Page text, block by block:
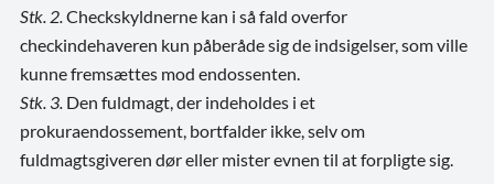
Stk. 2. Checkskyldnerne kan i så fald overfor
checkindehaveren kun påberåde sig de indsigelser, som ville
kunne fremsættes mod endossenten.
Stk. 3. Den fuldmagt, der indeholdes i et
prokuraendossement, bortfalder ikke, selv om
fuldmagtsgiveren dør eller mister evnen til at forpligte sig.